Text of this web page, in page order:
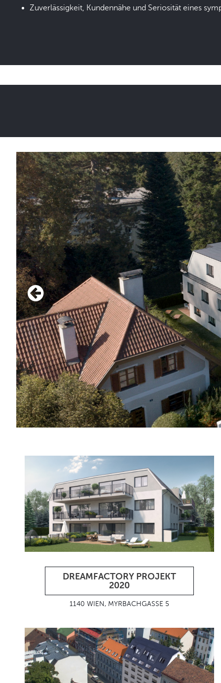
Zuverlässigkeit, Kundennähe und Seriosität eines
DREAMFACTORY PROJEKT
2020
1140 WIEN, MYRBACHGASSE 5